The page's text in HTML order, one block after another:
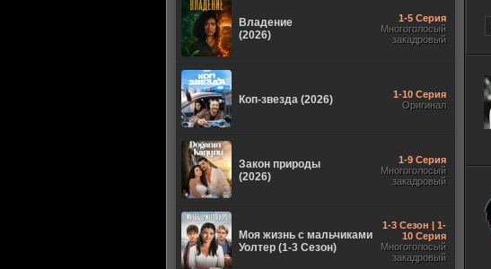
Владение
(2026)
1-5 Серия
Многоголосый
закадровый
Коп-звезда (2026)
1-10 Серия
Оригинал
Закон природы
(2026)
1-9 Серия
Многоголосый
закадровый
Моя жизнь с мальчиками
Уолтер (1-3 Сезон)
1-3 Сезон | 1-
10 Серия
Многоголосый
закадровый